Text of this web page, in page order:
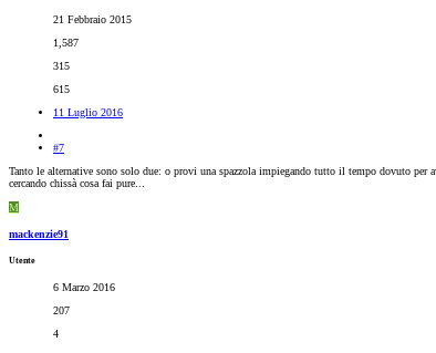
21 Febbraio 2015
1,587
315
615
11 Luglio 2016
#7
Tanto le alternative sono solo due: o provi una spazzola impiegando tutto il tempo dovuto
cercando chissà cosa fai pure...
M
mackenzie91
Utente
6 Marzo 2016
207
4